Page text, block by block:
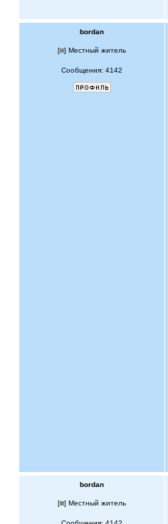
bordan
[ ] Местный житель
Сообщения: 4142
bordan
[ ] Местный житель